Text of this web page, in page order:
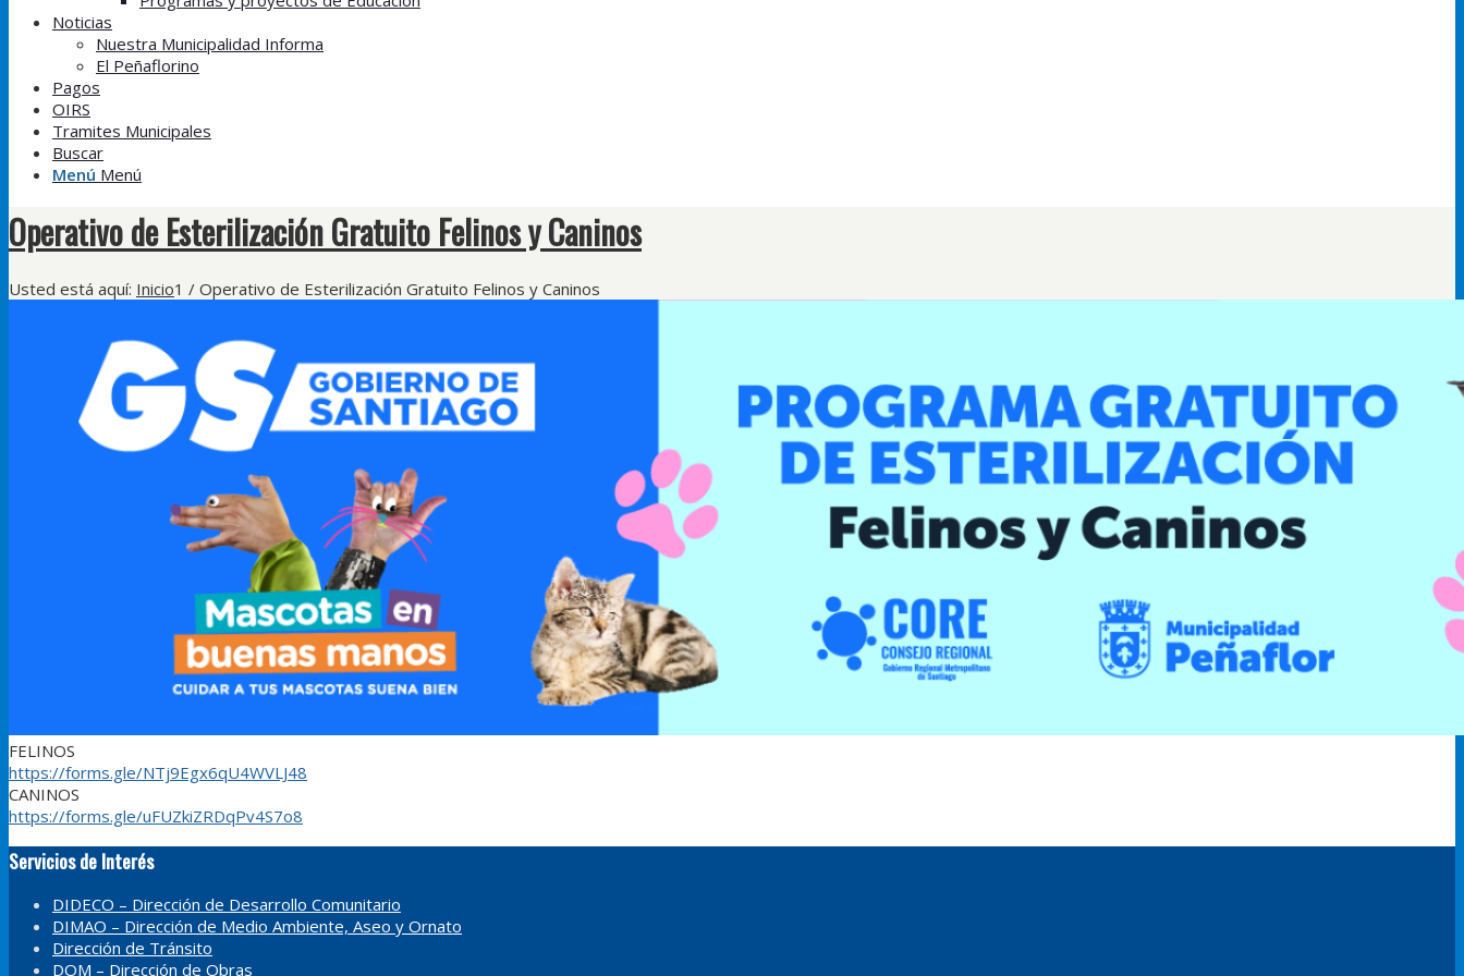
Noticias
Nuestra Municipalidad Informa
El Peñaflorino
Pagos
OIRS
Tramites Municipales
Buscar
Menú Menú
Operativo de Esterilización Gratuito Felinos y Caninos
Usted está aquí: Inicio1 / Operativo de Esterilización Gratuito Felinos y Caninos
FELINOS
https://forms.gle/NTj9Egx6qU4WVLJ48
CANINOS
https://forms.gle/uFUZkiZRDqPv4S7o8
Servicios de Interés
DIDECO – Dirección de Desarrollo Comunitario
DIMAO – Dirección de Medio Ambiente, Aseo y Ornato
Dirección de Tránsito
DOM – Dirección de Obras